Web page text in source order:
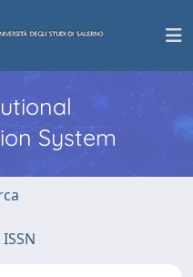
System